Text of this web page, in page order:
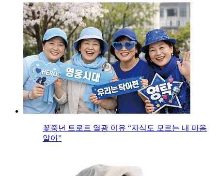
꽃중년 트로트 열광 이유 “자식도 모르는 내 마음
알아”